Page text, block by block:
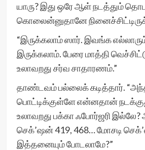
யாரு? இது ஒரே ஆள் நடத்தும்
கொலைன்னுதானே
“இருக்கலாம் ஸார். இவங்க
இருக்கலாம். பேரை மாத்தி
உலாவறது சர்வ சாதாரணம்.”
தாண்டவம் பல்லைக் கடித்தார்.
பொட்டிக்குள்ளே என்னதான்
உலாவறது பக்கா ஃபோர்ஜரி
செக்’ஷன் 419, 468… மோசடி
இத்தனையும் போடலாமே?”